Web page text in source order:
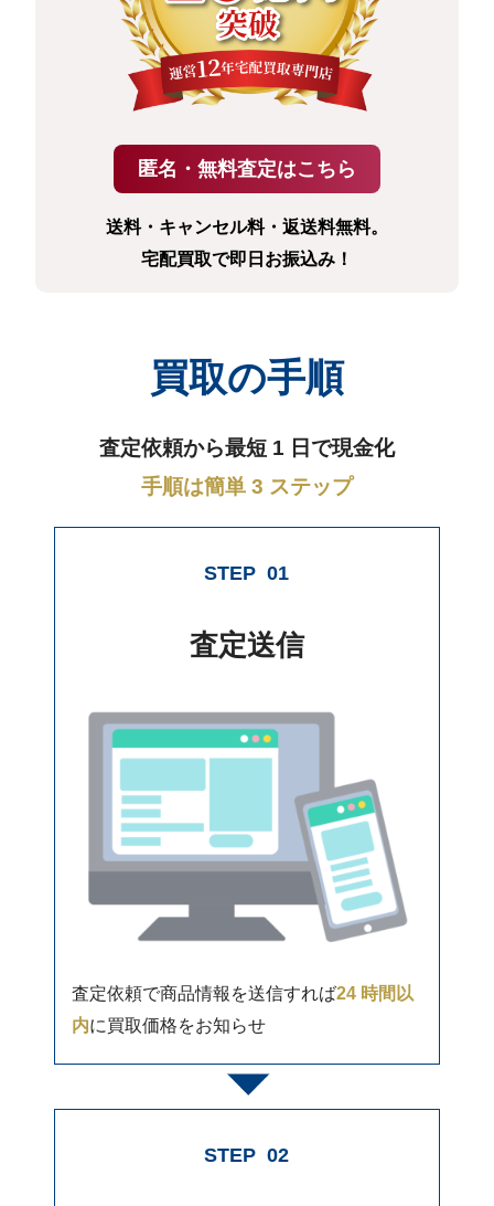
送料・キャンセル料・返送料無料。
宅配買取で即日お振込み！
買取の手順
査定依頼から最短 1 日で現金化
手順は簡単 3 ステップ
STEP 01
査定送信
査定依頼で商品情報を送信すれば24 時間以
内に買取価格をお知らせ
STEP 02